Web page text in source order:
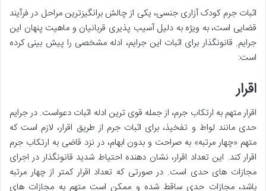
اثبات جرم کودک آزاری جنسی، یکی از چالش برانگیزترین مراحل در فرآیند
قضایی است، به ویژه به دلیل آسیب پذیری قربانیان و ماهیت پنهان این
جرایم. قانونگذار برای اثبات این جرایم، ادله مشخصی را پیش بینی کرده
است:
اقرار
اقرار متهم به ارتکاب جرم، از جمله قوی ترین ادله اثبات دعواست. در جرایم
حدی مانند لواط و تفخیذ، برای اثبات جرم از طریق اقرار، لازم است که
متهم «چهار مرتبه» به صراحت و بدون ابهام، در نزد قاضی به ارتکاب جرم
اقرار کند. این تعداد اقرار، نشان دهنده احتیاط شدید قانونگذار در اجرای
مجازات های حدی است. در صورتی که تعداد اقرار کمتر از چهار مرتبه
باشد، مجازات حدی ساقط شده و ممکن است متهم به مجازات های